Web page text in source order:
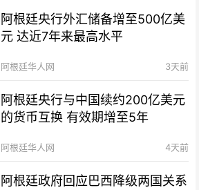
阿根廷央行外汇储备增至500亿美
元 达近7年来最高水平
阿根廷华人网 3天前
阿根廷央行与中国续约200亿美元
的货币互换 有效期增至5年
阿根廷华人网 4天前
阿根廷政府回应巴西降级两国关系